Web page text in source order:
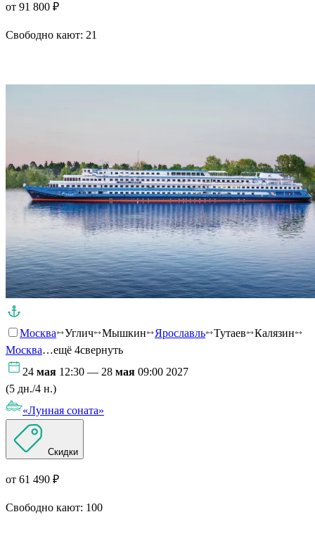
от 91 800 ₽
Свободно кают: 21
Москва Углич Мышкин Ярославль Тутаев
Калязин
Москва…ещё 4свернуть
24 мая 12:30 — 28 мая 09:00 2027
(5 дн./4 н.)
«Лунная соната»
Скидки
от 61 490 ₽
Свободно кают: 100